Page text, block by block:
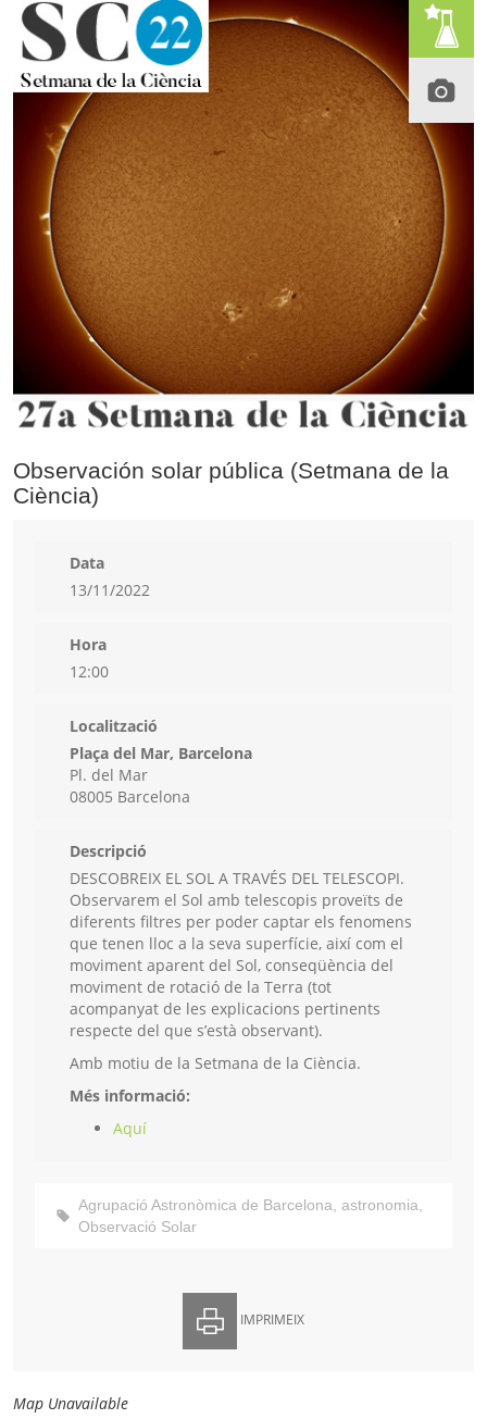
Observación solar pública (Setmana de la
Ciència)
Data
13/11/2022
Hora
12:00
Localització
Plaça del Mar, Barcelona
Pl. del Mar
08005 Barcelona
Descripció
DESCOBREIX EL SOL A TRAVÉS DEL TELESCOPI.
Observarem el Sol amb telescopis proveïts de
diferents filtres per poder captar els fenomens
que tenen lloc a la seva superfície, així com el
moviment aparent del Sol, conseqüència del
moviment de rotació de la Terra (tot
acompanyat de les explicacions pertinents
respecte del que s’està observant).
Amb motiu de la Setmana de la Ciència.
Més informació:
Aquí
Agrupació Astronòmica de Barcelona astronomia
Observació Solar
IMPRIMEIX
Map Unavailable